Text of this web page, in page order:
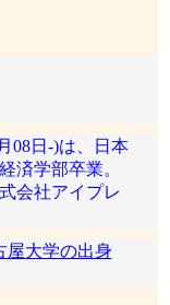
08日-)は、日本
済学部卒業。
会社アイプレ
屋大学の出身